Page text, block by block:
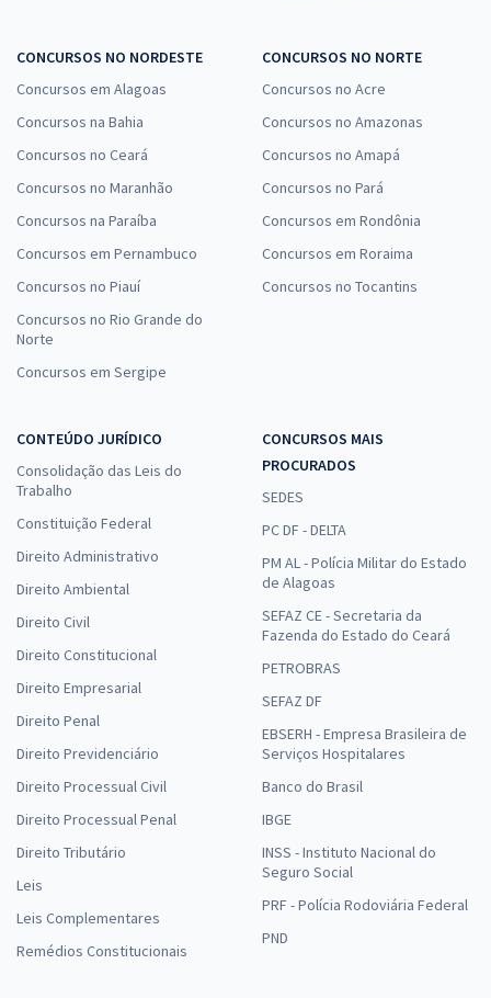
CONCURSOS NO NORDESTE
Concursos em Alagoas
Concursos na Bahia
Concursos no Ceará
Concursos no Maranhão
Concursos na Paraíba
Concursos em Pernambuco
Concursos no Piauí
Concursos no Rio Grande do
Norte
Concursos em Sergipe
CONCURSOS NO NORTE
Concursos no Acre
Concursos no Amazonas
Concursos no Amapá
Concursos no Pará
Concursos em Rondônia
Concursos em Roraima
Concursos no Tocantins
CONTEÚDO JURÍDICO
Consolidação das Leis do
Trabalho
Constituição Federal
Direito Administrativo
Direito Ambiental
Direito Civil
Direito Constitucional
Direito Empresarial
Direito Penal
Direito Previdenciário
Direito Processual Civil
Direito Processual Penal
Direito Tributário
Leis
Leis Complementares
Remédios Constitucionais
CONCURSOS MAIS
PROCURADOS
SEDES
PC DF - DELTA
PM AL - Polícia Militar do Estado
de Alagoas
SEFAZ CE - Secretaria da
Fazenda do Estado do Ceará
PETROBRAS
SEFAZ DF
EBSERH - Empresa Brasileira de
Serviços Hospitalares
Banco do Brasil
IBGE
INSS - Instituto Nacional do
Seguro Social
PRF - Polícia Rodoviária Federal
PND